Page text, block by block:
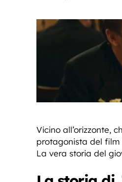
Vicino all’orizzonte,
protagonista del film
La vera storia del